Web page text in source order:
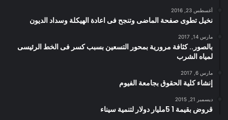
أغسطس 23, 2016
نخيل تطوى صفحة الماضى وتنجح فى اعادة الهيكلة وسداد الديون
مارس 14, 2017
بالصور.. كثافة مرورية بمحور التسعين بسبب كسر فى الخط الرئيسى
لمياه الشرب
مارس 6, 2017
إنشاء كلية الحقوق بجامعة الفيوم
ديسمبر 21, 2015
قروض بقيمة 1 5مليار دولار لتنمية سيناء